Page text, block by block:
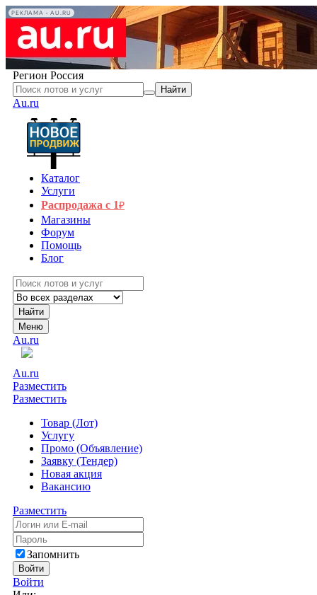
РЕКЛАМА • AU.RU
Регион Россия
Найти
Au.ru
Каталог
Услуги
Распродажа с 1₽
Магазины
Форум
Помощь
Блог
Найти
Меню
Au.ru
Au.ru
Разместить
Разместить
Товар (Лот)
Услугу
Промо (Объявление)
Заявку (Тендер)
Новая акция
Вакансию
Разместить
Запомнить
Войти
Войти